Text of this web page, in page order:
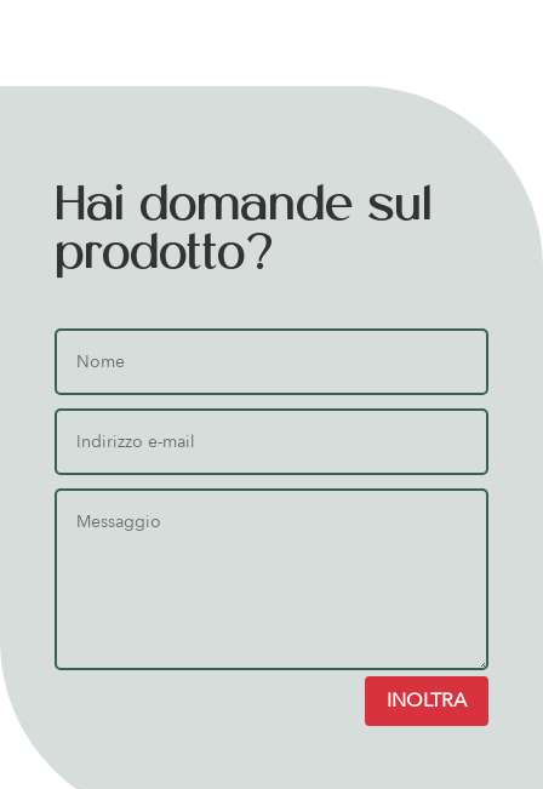
Hai domande sul
prodotto?
INOLTRA